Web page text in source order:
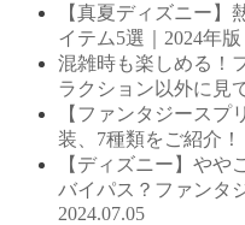
【真夏ディズニー】
イテム5選｜2024年版
混雑時も楽しめる！
ラクション以外に見
【ファンタジースプ
装、7種類をご紹介
【ディズニー】やや
バイパス？ファンタ
2024.07.05